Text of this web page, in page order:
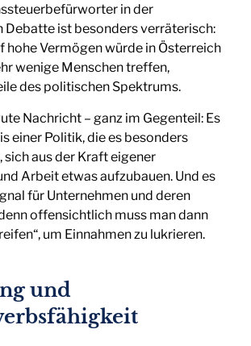
in der
Debatte ist besonders verräterisch:
hohe Vermögen würde in Österreich
wenige Menschen treffen,
des politischen Spektrums.
Nachricht – ganz im Gegenteil: Es
einer Politik, die es besonders
sich aus der Kraft eigener
Arbeit etwas aufzubauen. Und es
für Unternehmen und deren
offensichtlich muss man dann
um Einnahmen zu lukrieren.
und